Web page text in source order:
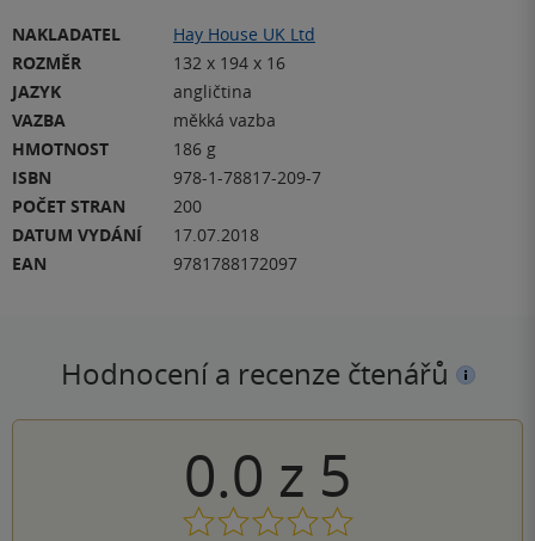
NAKLADATEL
Hay House UK Ltd
ROZMĚR
132 x 194 x 16
JAZYK
angličtina
VAZBA
měkká vazba
HMOTNOST
186 g
ISBN
978-1-78817-209-7
POČET STRAN
200
DATUM VYDÁNÍ
17.07.2018
EAN
9781788172097
Hodnocení a recenze čtenářů
0.0 z 5